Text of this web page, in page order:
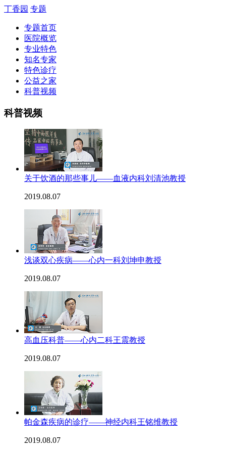
丁香园 专题
专题首页
医院概览
专业特色
知名专家
特色诊疗
公益之家
科普视频
科普视频
关于饮酒的那些事儿——血液内科刘清池教授
2019.08.07
浅谈双心疾病——心内一科刘坤申教授
2019.08.07
高血压科普——心内二科王震教授
2019.08.07
帕金森疾病的诊疗——神经内科王铭维教授
2019.08.07